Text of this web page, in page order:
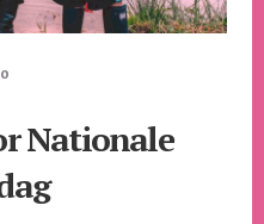
Nationale